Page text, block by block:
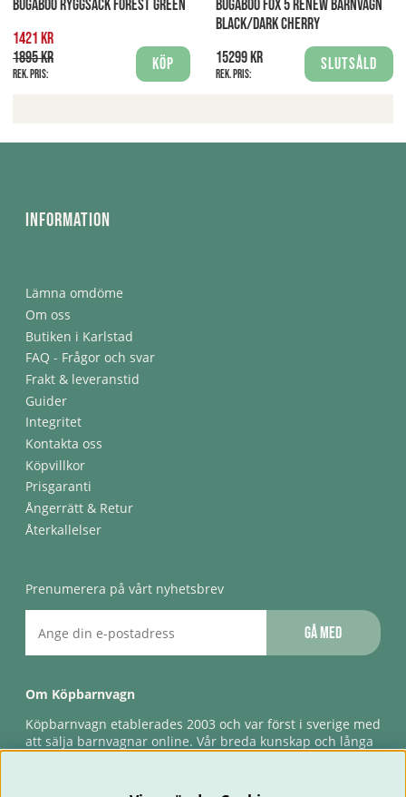
BUGABOO RYGGSÄCK FOREST GREEN
1421 kr
1895 kr
Rek. pris:
Köp
BUGABOO FOX 5 RENEW BARNVAGN
BLACK/DARK CHERRY
15299 kr
Rek. pris:
Slutsåld
Information
Lämna omdöme
Om oss
Butiken i Karlstad
FAQ - Frågor och svar
Frakt & leveranstid
Guider
Integritet
Kontakta oss
Köpvillkor
Prisgaranti
Ångerrätt & Retur
Återkallelser
Prenumerera på vårt nyhetsbrev
Gå med
Om Köpbarnvagn
Köpbarnvagn etablerades 2003 och var först i sverige med
att sälja barnvagnar online. Vår breda kunskap och långa
förlossningsgaranti & förlängd ångerrätt.